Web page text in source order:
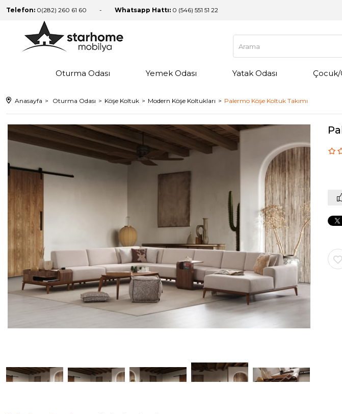
Telefon: 0(282) 260 61 60 Whatsapp Hattı: 0 (546) 551 51 22
Oturma Odası Yemek Odası Yatak Odası Çocuk/
Anasayfa Oturma Odası Köşe Koltuk Modern Köşe Koltukları Palermo Köşe Koltuk Takımı